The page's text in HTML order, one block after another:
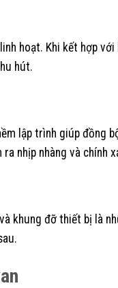
hoạt. Khi kết hợp với
hút.
lập trình giúp đồng
nhịp nhàng và chính
khung đỡ thiết bị là